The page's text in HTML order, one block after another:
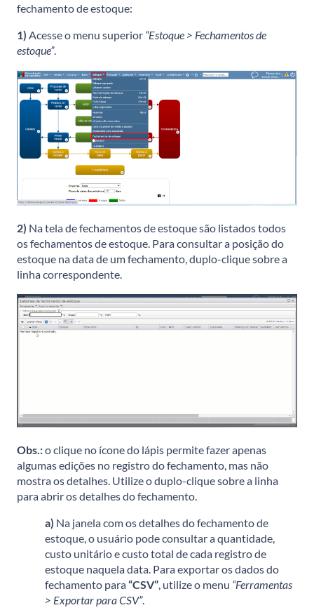
fechamento de estoque:
1) Acesse o menu superior “Estoque > Fechamentos de
estoque”.
2) Na tela de fechamentos de estoque são listados todos
os fechamentos de estoque. Para consultar a posição do
estoque na data de um fechamento, duplo-clique sobre a
linha correspondente.
Obs.:o clique no ícone do lápis permite fazer apenas
algumas edições no registro do fechamento, mas não
mostra os detalhes. Utilize o duplo-clique sobre a linha
para abrir os detalhes do fechamento.
a) Na janela com os detalhes do fechamento de
estoque, o usuário pode consultar a quantidade,
custo unitário e custo total de cada registro de
estoque naquela data. Para exportar os dados do
fechamento para“CSV”, utilize o menu “Ferramentas
> Exportar para CSV”.